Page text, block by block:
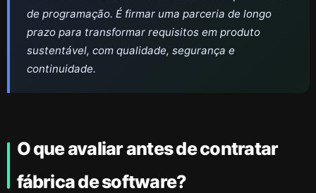
de programação. É firmar uma parceria de longo
prazo para transformar requisitos em produto
sustentável, com qualidade, segurança e
continuidade.
O que avaliar antes de contratar
fábrica de software?